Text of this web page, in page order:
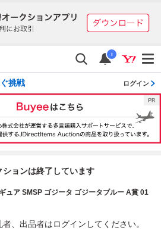
i
挑戦 ログイン
ションは終了しています
ュア SMSP ゴジータ ゴジータブルー A賞 01
、出品者はログインしてください。